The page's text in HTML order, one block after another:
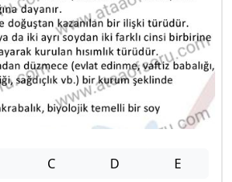
C D E